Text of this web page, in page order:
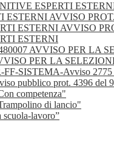
ESPERTI
AVVISO PROT.
ESTERNI AVVISO
ESTERNI
AVVISO PER LA
PER LA
SISTEMA-Avviso 2775
pubblico prot. 4396 del
competenza"
di lancio"
scuola-lavoro”